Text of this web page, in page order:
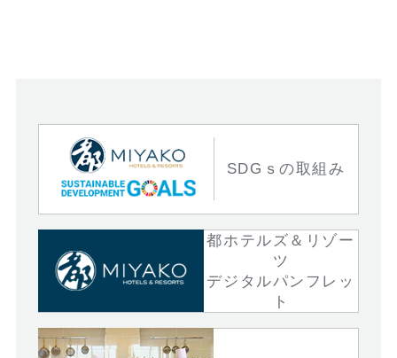
SDGｓの取組み
都ホテルズ＆リゾー
ツ
デジタルパンフレッ
ト